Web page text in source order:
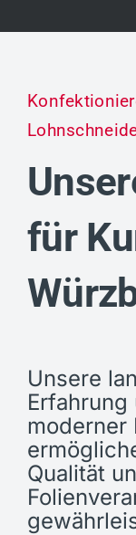
für
Unsere
moderner
Qualität